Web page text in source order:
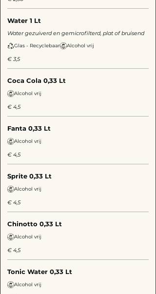
Water 1 Lt
Water gezuiverd en gemicrofilterd, plat of bruisend
€ 3,5
Glas - Recyclebaar Alcohol vrij
Coca Cola 0,33 Lt
€ 4,5
Alcohol vrij
Fanta 0,33 Lt
€ 4,5
Alcohol vrij
Sprite 0,33 Lt
€ 4,5
Alcohol vrij
Chinotto 0,33 Lt
€ 4,5
Alcohol vrij
Tonic Water 0,33 Lt
Alcohol vrij